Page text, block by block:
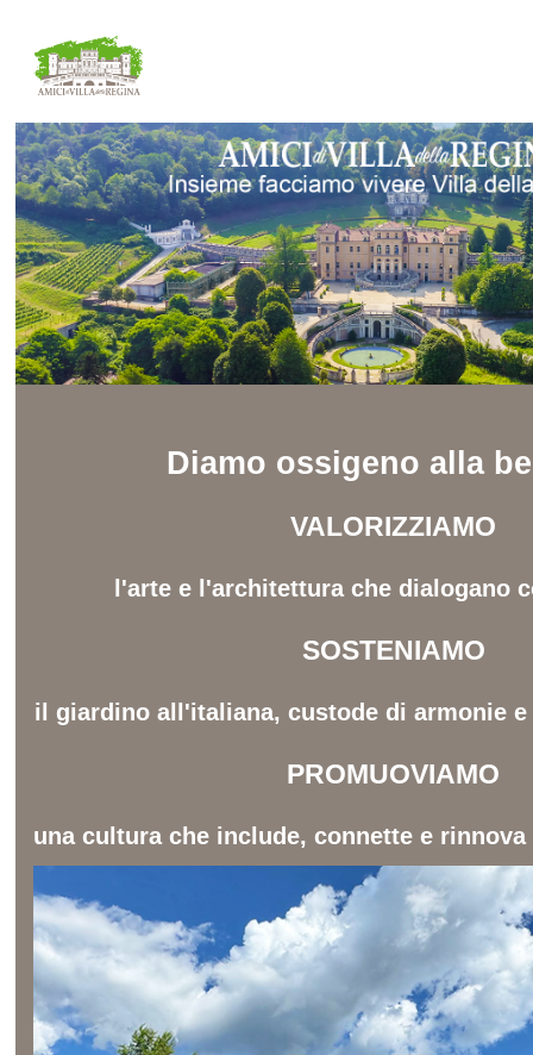
Diamo ossigeno alla
VALORIZZIAMO
l'arte e l'architettura che dialogano
SOSTENIAMO
il giardino all'italiana, custode di armonie
PROMUOVIAMO
una cultura che include, connette e